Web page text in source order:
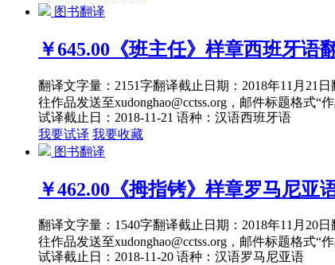
图书翻译
￥645.00 《班主任》样章西班牙语
翻译文字量：2151字翻译截止日期：2018年11月21
往作品发送至xudonghao@cctss.org，邮件标题格式“
试译截止日：2018-11-21 语种：汉语西班牙语
我要试译 我要收藏
图书翻译
￥462.00 《拇指铐》样章罗马尼亚
翻译文字量：1540字翻译截止日期：2018年11月20
往作品发送至xudonghao@cctss.org，邮件标题格式“
试译截止日：2018-11-20 语种：汉语罗马尼亚语